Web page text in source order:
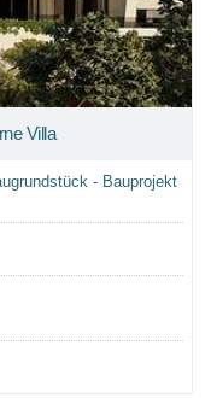
Villa
- Bauprojekt